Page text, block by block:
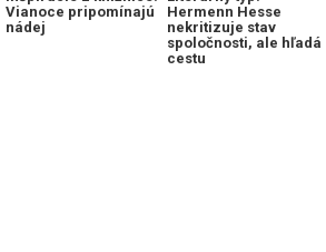
Vianoce pripomínajú
nádej
Hermenn Hesse
nekritizuje stav
spoločnosti, ale hľadá
cestu